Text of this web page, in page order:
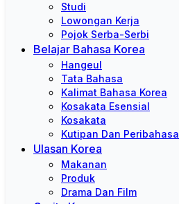
Studi
Lowongan Kerja
Pojok Serba-Serbi
Belajar Bahasa Korea
Hangeul
Tata Bahasa
Kalimat Bahasa Korea
Kosakata Esensial
Kosakata
Kutipan Dan Peribahasa
Ulasan Korea
Makanan
Produk
Drama Dan Film